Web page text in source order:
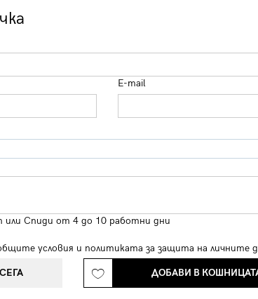
E-mail
или Спиди от 4 до 10 работни дни
условия и политиката за защита на личните
ДОБАВИ В